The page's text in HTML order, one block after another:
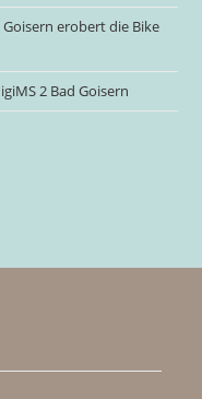
Goisern erobert die Bike
2 Bad Goisern